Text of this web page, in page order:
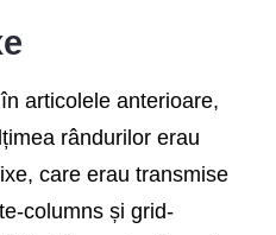
articolele anterioare,
rândurilor erau
care erau transmise
columns și grid-